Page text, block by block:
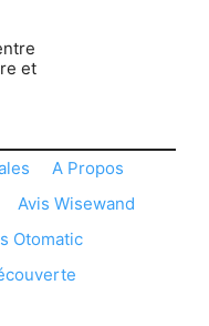
et
A Propos
Avis Wisewand
Otomatic